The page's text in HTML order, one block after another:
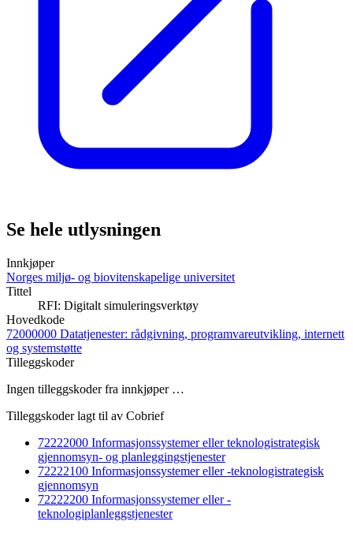
Se hele utlysningen
Innkjøper
Norges miljø- og biovitenskapelige universitet
Tittel
RFI: Digitalt simuleringsverktøy
Hovedkode
72000000 Datatjenester: rådgivning, programvareutvikling, internett
og systemstøtte
Tilleggskoder
Ingen tilleggskoder fra innkjøper …
Tilleggskoder lagt til av Cobrief
72222000 Informasjonssystemer eller teknologistrategisk
gjennomsyn- og planleggingstjenester
72222100 Informasjonssystemer eller -teknologistrategisk
gjennomsyn
72222200 Informasjonssystemer eller -
teknologiplanleggstjenester